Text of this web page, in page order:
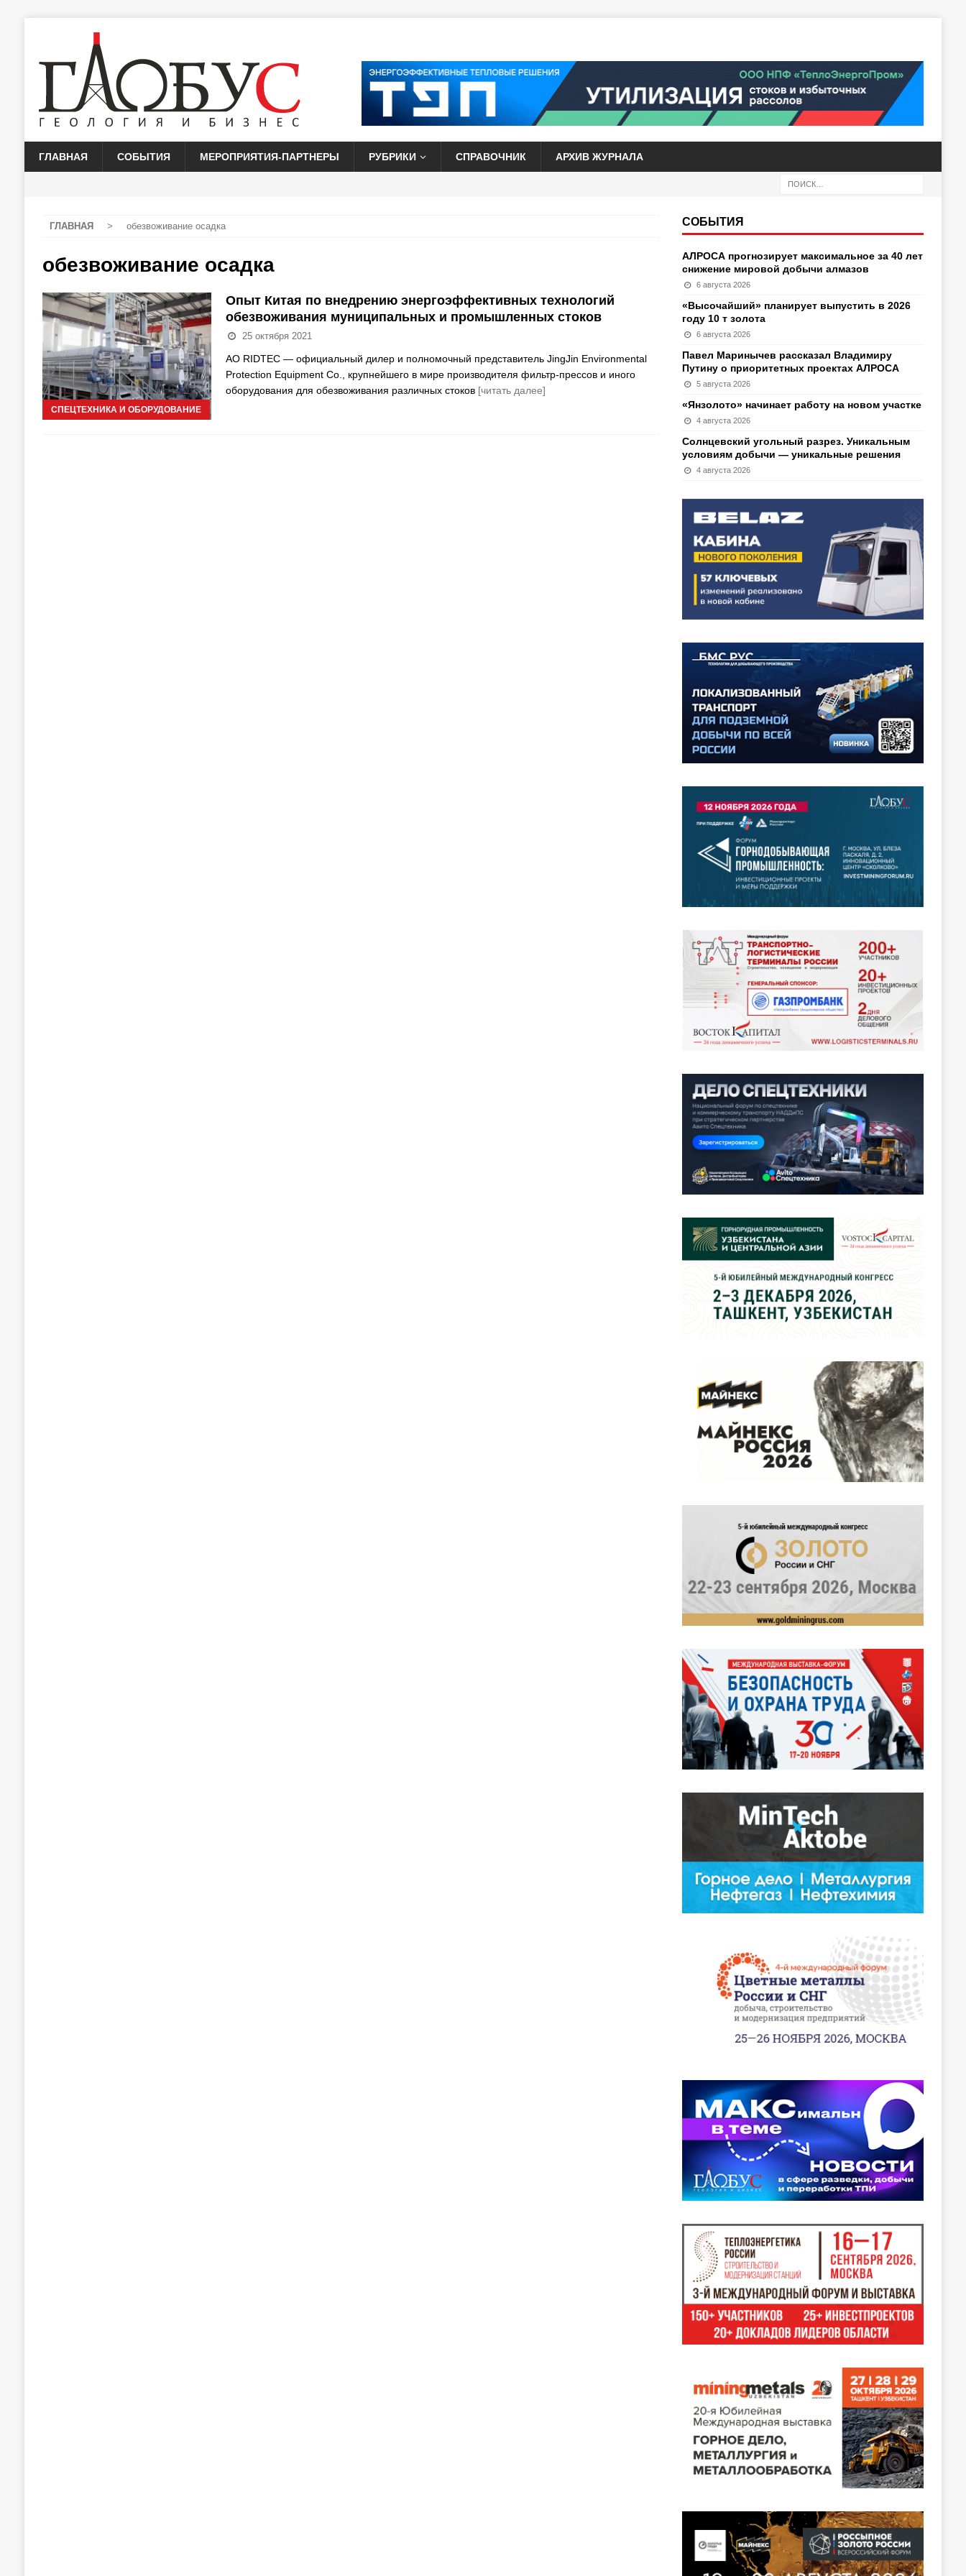
ГЛАВНАЯ СОБЫТИЯ МЕРОПРИЯТИЯ-ПАРТНЕРЫ РУБРИКИ СПРАВОЧНИК АРХИВ ЖУРНАЛА
ГЛАВНАЯ > обезвоживание осадка
обезвоживание осадка
СПЕЦТЕХНИКА И ОБОРУДОВАНИЕ
Опыт Китая по внедрению энергоэффективных технологий
обезвоживания муниципальных и промышленных стоков
25 октября 2021
АО RIDTEC — официальный дилер и полномочный представитель JingJin Environmental
Protection Equipment Co., крупнейшего в мире производителя фильтр-прессов и иного
оборудования для обезвоживания различных стоков [читать далее]
СОБЫТИЯ
АЛРОСА прогнозирует максимальное за 40 лет
снижение мировой добычи алмазов
6 августа 2026
«Высочайший» планирует выпустить в 2026
году 10 т золота
6 августа 2026
Павел Маринычев рассказал Владимиру
Путину о приоритетных проектах АЛРОСА
5 августа 2026
«Янзолото» начинает работу на новом участке
4 августа 2026
Солнцевский угольный разрез. Уникальным
условиям добычи — уникальные решения
4 августа 2026